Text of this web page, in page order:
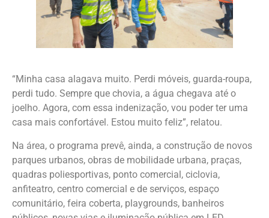
“Minha casa alagava muito. Perdi móveis, guarda-roupa,
perdi tudo. Sempre que chovia, a água chegava até o
joelho. Agora, com essa indenização, vou poder ter uma
casa mais confortável. Estou muito feliz”, relatou.
Na área, o programa prevê, ainda, a construção de novos
parques urbanos, obras de mobilidade urbana, praças,
quadras poliesportivas, ponto comercial, ciclovia,
anfiteatro, centro comercial e de serviços, espaço
comunitário, feira coberta, playgrounds, banheiros